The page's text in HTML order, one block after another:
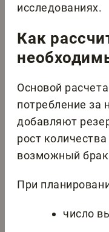
исследованиях.
Как
Основой
потребление
добавляют
рост
возможный
При
число